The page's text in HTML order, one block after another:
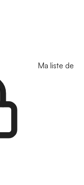
Ma liste de